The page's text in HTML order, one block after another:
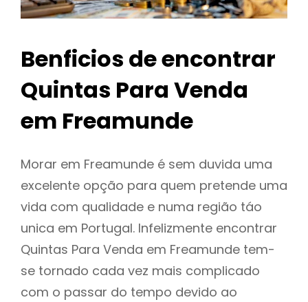
Benficios de encontrar
Quintas Para Venda
em Freamunde
Morar em Freamunde é sem duvida uma
excelente opção para quem pretende uma
vida com qualidade e numa região táo
unica em Portugal. Infelizmente encontrar
Quintas Para Venda em Freamunde tem-
se tornado cada vez mais complicado
com o passar do tempo devido ao